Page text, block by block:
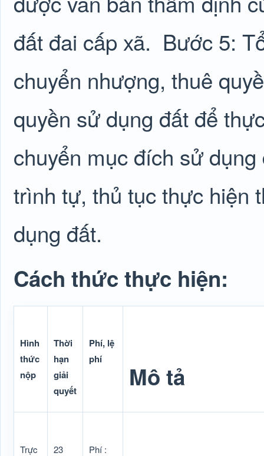
đất đai cấp xã. Bước 5:
chuyển nhượng, thuê
quyền sử dụng đất để
chuyển mục đích sử
trình tự, thủ tục thực hiện
dụng đất.
Cách thức thực hiện:
Hình
thức
nộp
Thời
hạn
giải
quyết
Phí, lệ
phí
Mô tả
Trực
23
Phí :